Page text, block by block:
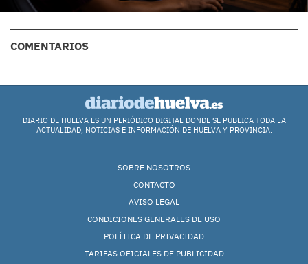
COMENTARIOS
DIARIO DE HUELVA ES UN PERIÓDICO DIGITAL DONDE SE PUBLICA TODA LA
ACTUALIDAD, NOTICIAS E INFORMACIÓN DE HUELVA Y PROVINCIA.
SOBRE NOSOTROS
CONTACTO
AVISO LEGAL
CONDICIONES GENERALES DE USO
POLÍTICA DE PRIVACIDAD
TARIFAS OFICIALES DE PUBLICIDAD